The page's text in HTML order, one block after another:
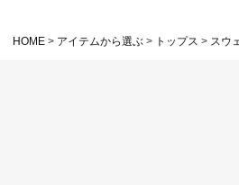
HOME アイテムから選ぶ トップス スウ